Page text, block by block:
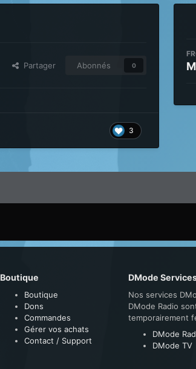
Partager Abonnés 0
3
Boutique
Boutique
Dons
Commandes
Gérer vos achats
Contact / Support
DMode
Nos services
DMode Radio
temporairement
DMode
DMode TV